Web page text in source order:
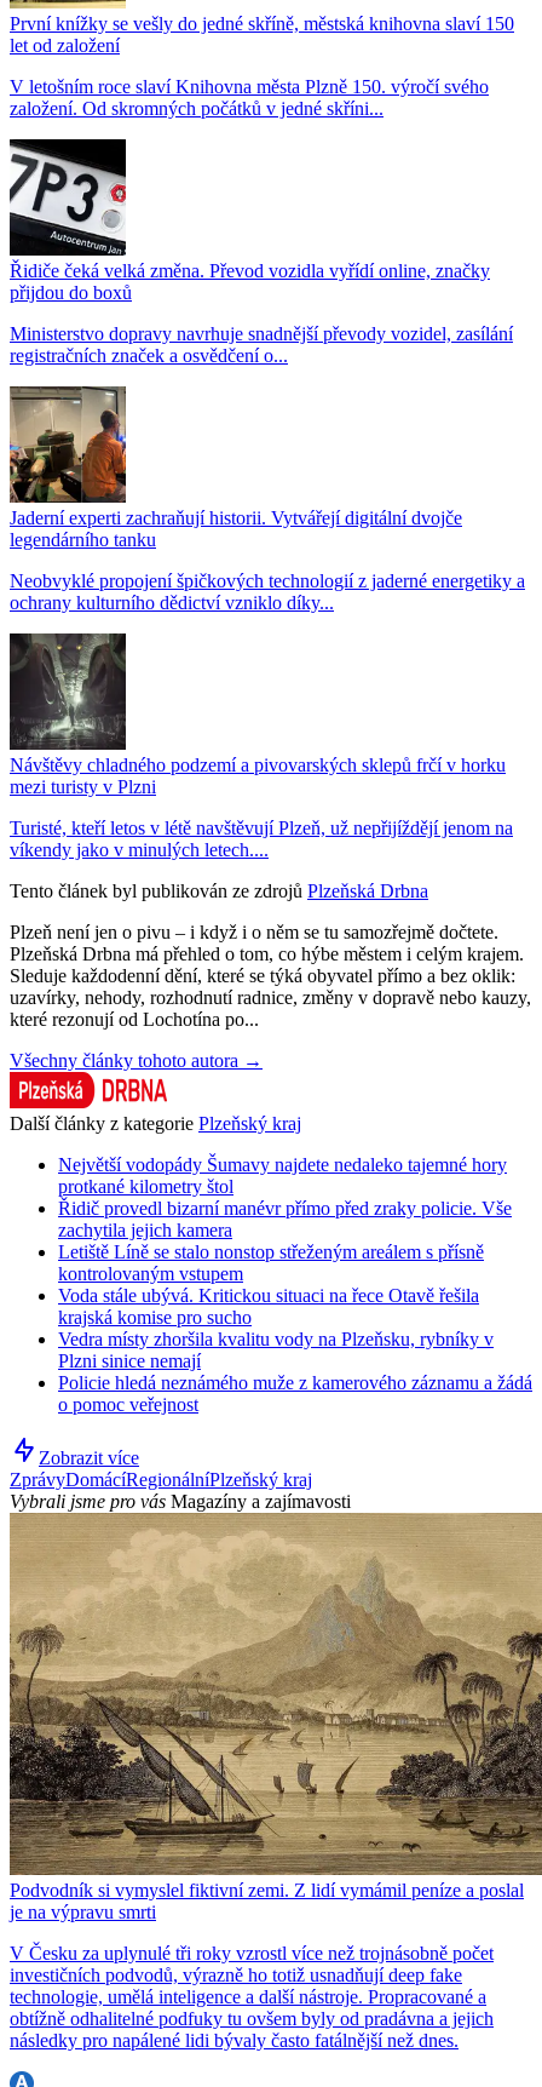
První knížky se vešly do jedné skříně, městská knihovna slaví 150
let od založení
V letošním roce slaví Knihovna města Plzně 150. výročí svého
založení. Od skromných počátků v jedné skříni...
Řidiče čeká velká změna. Převod vozidla vyřídí online, značky
přijdou do boxů
Ministerstvo dopravy navrhuje snadnější převody vozidel, zasílání
registračních značek a osvědčení o...
Jaderní experti zachraňují historii. Vytvářejí digitální dvojče
legendárního tanku
Neobvyklé propojení špičkových technologií z jaderné energetiky a
ochrany kulturního dědictví vzniklo díky...
Návštěvy chladného podzemí a pivovarských sklepů frčí v horku
mezi turisty v Plzni
Turisté, kteří letos v létě navštěvují Plzeň, už nepřijíždějí jenom na
víkendy jako v minulých letech....
Tento článek byl publikován ze zdrojů Plzeňská Drbna
Plzeň není jen o pivu – i když i o něm se tu samozřejmě dočtete.
Plzeňská Drbna má přehled o tom, co hýbe městem i celým krajem.
Sleduje každodenní dění, které se týká obyvatel přímo a bez oklik:
uzavírky, nehody, rozhodnutí radnice, změny v dopravě nebo kauzy,
které rezonují od Lochotína po...
Všechny články tohoto autora →
Další články z kategorie Plzeňský kraj
Největší vodopády Šumavy najdete nedaleko tajemné hory
protkané kilometry štol
Řidič provedl bizarní manévr přímo před zraky policie. Vše
zachytila jejich kamera
Letiště Líně se stalo nonstop střeženým areálem s přísně
kontrolovaným vstupem
Voda stále ubývá. Kritickou situaci na řece Otavě řešila
krajská komise pro sucho
Vedra místy zhoršila kvalitu vody na Plzeňsku, rybníky v
Plzni sinice nemají
Policie hledá neznámého muže z kamerového záznamu a žádá
o pomoc veřejnost
Zobrazit více
ZprávyDomácíRegionálníPlzeňský kraj
Vybrali jsme pro vás Magazíny a zajímavosti
Podvodník si vymyslel fiktivní zemi. Z lidí vymámil peníze a poslal
je na výpravu smrti
V Česku za uplynulé tři roky vzrostl více než trojnásobně počet
investičních podvodů, výrazně ho totiž usnadňují deep fake
technologie, umělá inteligence a další nástroje. Propracované a
obtížně odhalitelné podfuky tu ovšem byly od pradávna a jejich
následky pro napálené lidi bývaly často fatálnější než dnes.